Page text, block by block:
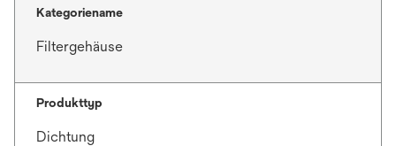
Kategoriename
Filtergehäuse
Produkttyp
Dichtung